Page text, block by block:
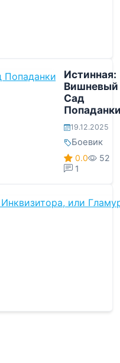
Истинная:
Вишневый
Сад
19.12.2025
Боевик
0.0
52
1